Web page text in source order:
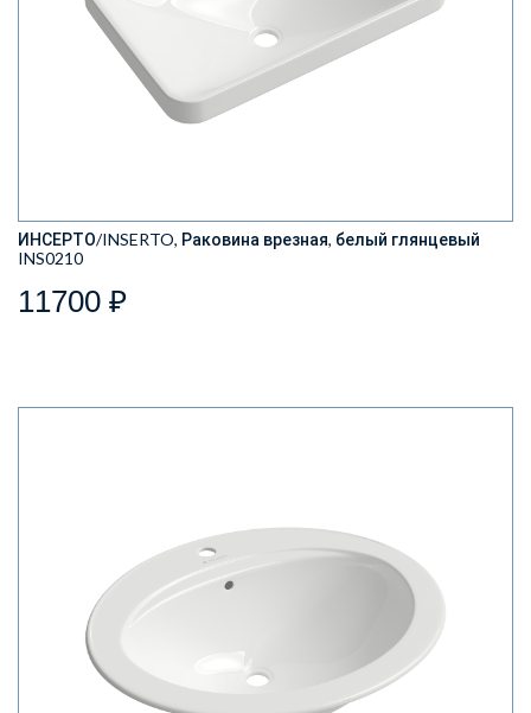
ИНСЕРТО/INSERTO, Раковина врезная, белый глянцевый
INS0210
11700 ₽